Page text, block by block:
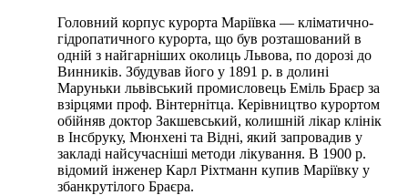
Головний корпус курорта Маріївка — кліматично-
гідропатичного курорта, що був розташований в
одній з найгарніших околиць Львова, по дорозі до
Винників. Збудував його у 1891 р. в долині
Маруньки львівський промисловець Еміль Браєр за
взірцями проф. Вінтернітца. Керівництво курортом
обійняв доктор Закшевський, колишній лікар клінік
в Інсбруку, Мюнхені та Відні, який запровадив у
закладі найсучасніші методи лікування. В 1900 р.
відомий інженер Карл Ріхтманн купив Маріївку у
збанкрутілого Браєра.